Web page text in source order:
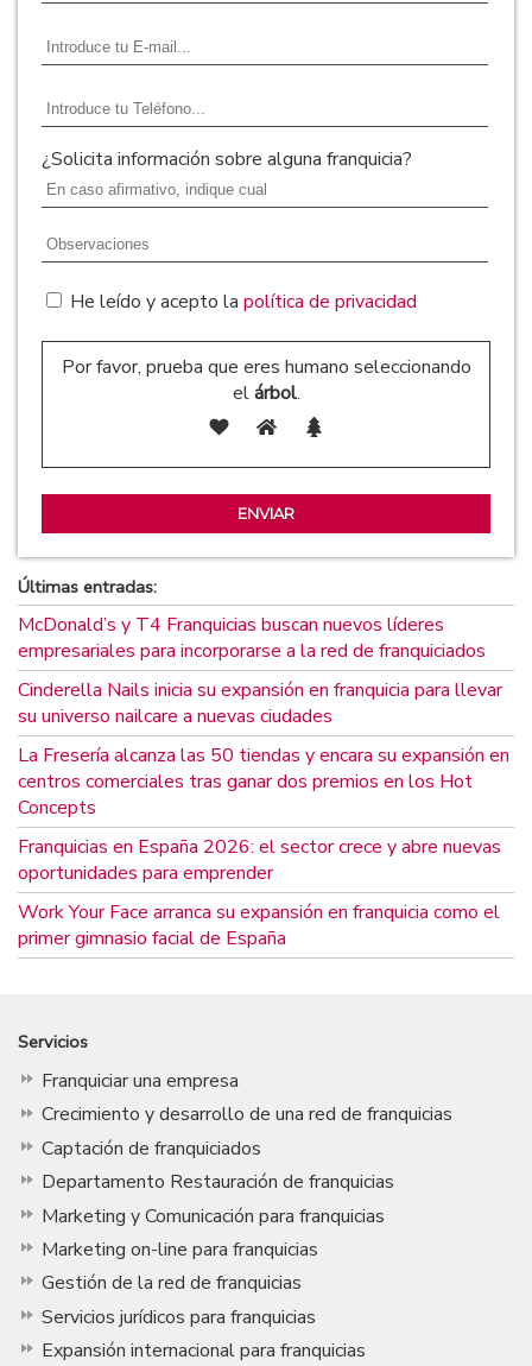
¿Solicita información sobre alguna franquicia?
He leído y acepto la política de privacidad
Por favor, prueba que eres humano seleccionando
elárbol.
Últimas entradas:
McDonald’s y T4 Franquicias buscan nuevos líderes
empresariales para incorporarse a la red de franquiciados
Cinderella Nails inicia su expansión en franquicia para llevar
su universo nailcare a nuevas ciudades
La Fresería alcanza las 50 tiendas y encara su expansión en
centros comerciales tras ganar dos premios en los Hot
Concepts
Franquicias en España 2026: el sector crece y abre nuevas
oportunidades para emprender
Work Your Face arranca su expansión en franquicia como el
primer gimnasio facial de España
Servicios
Franquiciar una empresa
Crecimiento y desarrollo de una red de franquicias
Captación de franquiciados
Departamento Restauración de franquicias
Marketing y Comunicación para franquicias
Marketing on-line para franquicias
Gestión de la red de franquicias
Servicios jurídicos para franquicias
Expansión internacional para franquicias